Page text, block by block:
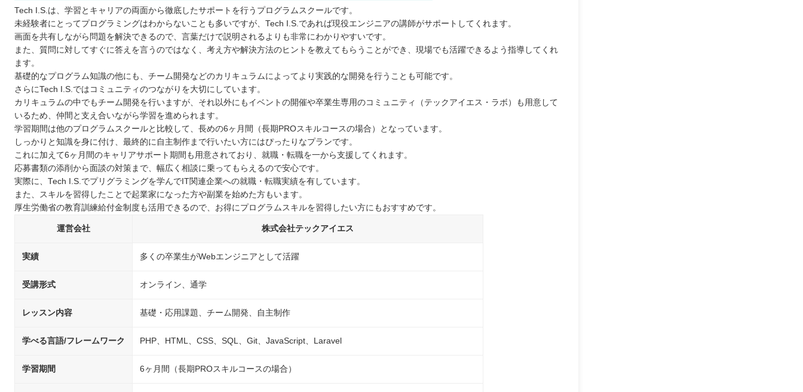
Tech I.S.は、学習とキャリアの両面から徹底したサポートを行うプログラムスクールです。
未経験者にとってプログラミングはわからないことも多いですが、Tech I.S.であれば現役エンジニアの講師がサポートしてくれます。
画面を共有しながら問題を解決できるので、言葉だけで説明されるよりも非常にわかりやすいです。
また、質問に対してすぐに答えを言うのではなく、考え方や解決方法のヒントを教えてもらうことができ、現場でも活躍できるよう指導してくれ
ます。
基礎的なプログラム知識の他にも、チーム開発などのカリキュラムによってより実践的な開発を行うことも可能です。
さらにTech I.S.ではコミュニティのつながりを大切にしています。
カリキュラムの中でもチーム開発を行いますが、それ以外にもイベントの開催や卒業生専用のコミュニティ（テックアイエス・ラボ）も用意して
いるため、仲間と支え合いながら学習を進められます。
学習期間は他のプログラムスクールと比較して、長めの6ヶ月間（長期PROスキルコースの場合）となっています。
しっかりと知識を身に付け、最終的に自主制作まで行いたい方にはぴったりなプランです。
これに加えて6ヶ月間のキャリアサポート期間も用意されており、就職・転職を一から支援してくれます。
応募書類の添削から面談の対策まで、幅広く相談に乗ってもらえるので安心です。
実際に、Tech I.S.でプリグラミングを学んでIT関連企業への就職・転職実績を有しています。
また、スキルを習得したことで起業家になった方や副業を始めた方もいます。
厚生労働省の教育訓練給付金制度も活用できるので、お得にプログラムスキルを習得したい方にもおすすめです。
運営会社 株式会社テックアイエス
実績 多くの卒業生がWebエンジニアとして活躍
受講形式 オンライン、通学
レッスン内容 基礎・応用課題、チーム開発、自主制作
学べる言語/フレームワーク PHP、HTML、CSS、SQL、Git、JavaScript、Laravel
学習期間 6ヶ月間（長期PROスキルコースの場合）